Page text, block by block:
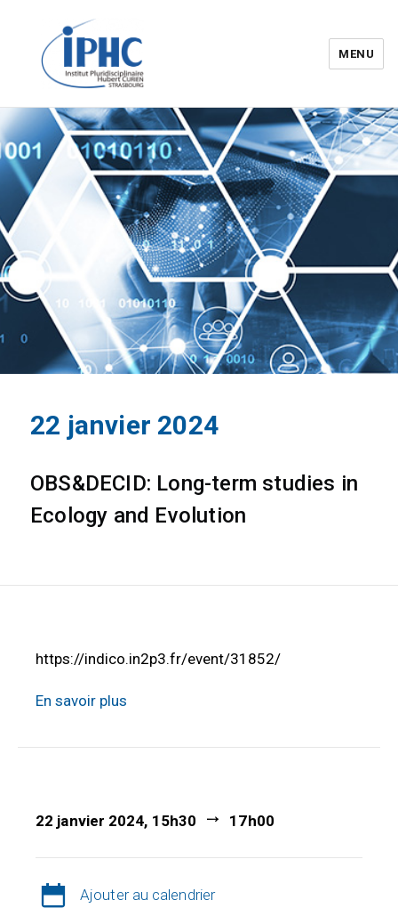
Institut pluridisciplinaire Hubert
Curien – IPHC
MENU
22 janvier 2024
OBS&DECID: Long-term studies in
Ecology and Evolution
https://indico.in2p3.fr/event/31852/
En savoir plus
22 janvier 2024, 15h30 17h00
Ajouter au calendrier